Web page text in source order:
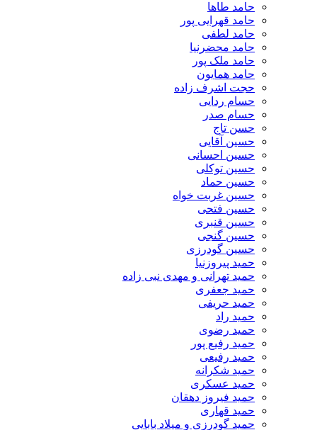
حامد طاها
حامد قهرایی پور
حامد لطفی
حامد محضرنیا
حامد ملک پور
حامد همایون
حجت اشرف زاده
حسام ردایی
حسام صدر
حسن تاج
حسین آقایی
حسین احسانی
حسین توکلی
حسین حماد
حسین غربت خواه
حسین فتحی
حسین قنبری
حسین گنجی
حسین گودرزی
حمید پیروزنیا
حمید تهرانی و مهدی نبی زاده
حمید جعفری
حمید حریفی
حمید راد
حمید رضوی
حمید رفیع پور
حمید رفیعی
حمید شکرانه
حمید عسکری
حمید فیروز دهقان
حمید قهاری
حمید گودرزی و میلاد بابایی